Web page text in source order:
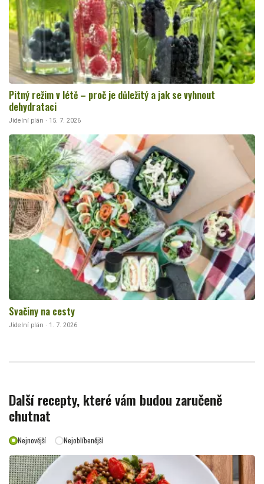
Pitný režim v létě – proč je důležitý a jak se vyhnout
dehydrataci
Jídelní plán · 15. 7. 2026
Svačiny na cesty
Jídelní plán · 1. 7. 2026
Další recepty, které vám budou zaručeně
chutnat
Nejnovější Nejoblíbenější